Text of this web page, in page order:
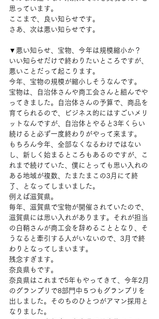
思っています。
ここまで、良い知らせです。
さあ、次は悪い知らせです。
▼悪い知らせ、宝物、今年は規模縮小か？
いい知らせだけで終わりたいところですが、
悪いことだって起こります。
今年、宝物の規模が縮小しそうなんです。
宝物は、自治体さんや商工会さんと組んでや
ってきました。自治体さんの予算で、商品を
育てられるので、ビジネス的にはすごいメリ
ットなんですが、自治体とやると3年くらい
続けると必ず一度終わりがやって来ます。
もちろん今年、全部なくなるわけではない
し、新しく始まるところもあるのですが、こ
れまで続けていた、僕にとっても思い入れの
ある地域が複数、たまたまこの3月にて終
了、となってしまいました。
例えば滋賀県。
毎年、滋賀県で宝物が開催されていたので、
滋賀県には思い入れがあります。それが担当
の白鞘さんが商工会を辞めることとなり、そ
うなると牽引する人がいないので、3月で終
わりとなってしまいます。
残念すぎます。
奈良県もです。
奈良県はこれまで5年もやってきて、今年2月
のグランプリで8部門中５つもグランプリを
出しました。そのちのひとつがアマン採用と
なりました。